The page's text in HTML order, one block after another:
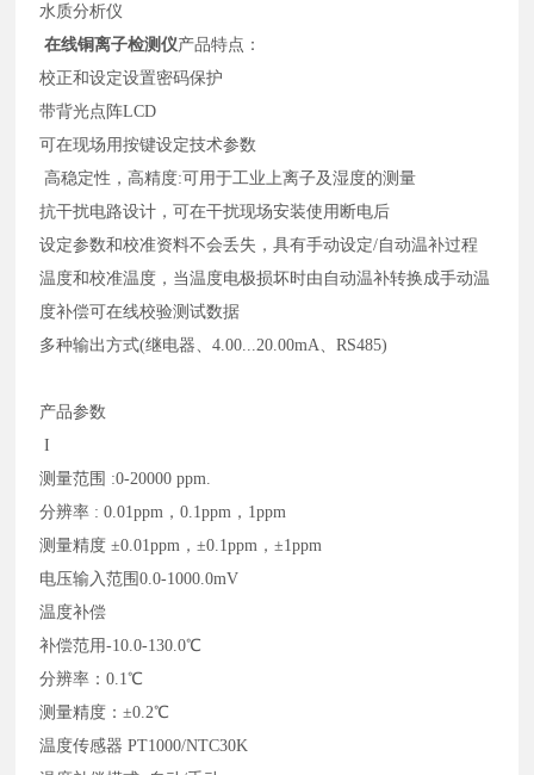
水质分析仪
在线铜离子检测仪产品特点：
校正和设定设置密码保护
带背光点阵LCD
可在现场用按键设定技术参数
高稳定性，高精度:可用于工业上离子及湿度的测量
抗干扰电路设计，可在干扰现场安装使用断电后
设定参数和校准资料不会丢失，具有手动设定/自动温补过程
温度和校准温度，当温度电极损坏时由自动温补转换成手动温
度补偿可在线校验测试数据
多种输出方式(继电器、4.00...20.00mA、RS485)
产品参数
I
测量范围 :0-20000 ppm.
分辨率 : 0.01ppm，0.1ppm，1ppm
测量精度 ±0.01ppm，±0.1ppm，±1ppm
电压输入范围0.0-1000.0mV
温度补偿
补偿范用-10.0-130.0℃
分辨率：0.1℃
测量精度：±0.2℃
温度传感器 PT1000/NTC30K